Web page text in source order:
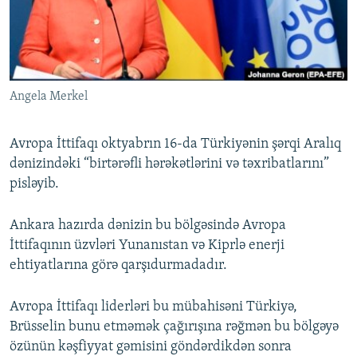
İNFOQRAFIKA
KARIKATURA
AZƏRBAYCAN ƏDƏBIYYATI KITABXANASI
İSLAM VƏ DEMOKRATIYA
İZ - MƏDƏNIYYƏT PROQRAMI
MISSIYAMIZ
PEŞƏ ETIKASI VƏ JURNALISTIKA STANDARTLARIMIZ
MATERIALLARIMIZDAN ISTIFADƏ
AZADLIQRADIOSU MOBIL TELEFONUNUZDA
XƏBƏR BÜLLETENLƏRIMIZ
BIZI IZLƏ
RFE/RL-in bütün saytları
Angela Merkel
Avropa İttifaqı oktyabrın 16-da Türkiyənin şərqi Aralıq
dənizindəki “birtərəfli hərəkətlərini və təxribatlarını”
pisləyib.
Ankara hazırda dənizin bu bölgəsində Avropa
İttifaqının üzvləri Yunanıstan və Kiprlə enerji
ehtiyatlarına görə qarşıdurmadadır.
Avropa İttifaqı liderləri bu mübahisəni Türkiyə,
Brüsselin bunu etməmək çağırışına rəğmən bu bölgəyə
özünün kəşfiyyat gəmisini göndərdikdən sonra